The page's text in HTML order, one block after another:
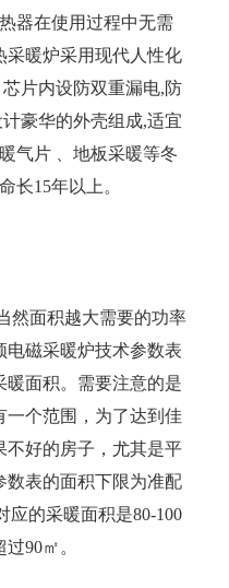
器在使用过程中无需
采暖炉采用现代人性化
片内设防双重漏电,防
豪华的外壳组成,适宜
气片 、地板采暖等冬
长15年以上。
然面积越大需要的功率
电磁采暖炉技术参数表
暖面积。需要注意的是
一个范围，为了达到佳
不好的房子，尤其是平
数表的面积下限为准配
应的采暖面积是80-100
90㎡。